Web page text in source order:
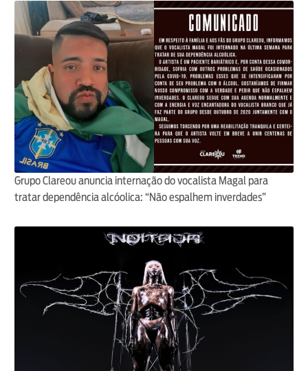
Grupo Clareou anuncia internação do vocalista Magal para
tratar dependência alcóolica: “Não espalhem inverdades”